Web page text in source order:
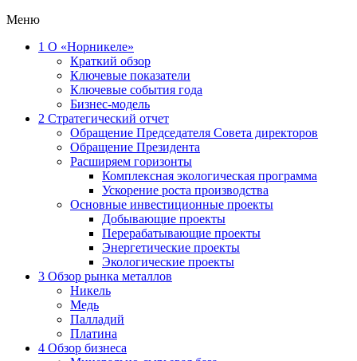
Меню
1 О «Норникеле»
Краткий обзор
Ключевые показатели
Ключевые события года
Бизнес-модель
2 Стратегический отчет
Обращение Председателя Совета директоров
Обращение Президента
Расширяем горизонты
Комплексная экологическая программа
Ускорение роста производства
Основные инвестиционные проекты
Добывающие проекты
Перерабатывающие проекты
Энергетические проекты
Экологические проекты
3 Обзор рынка металлов
Никель
Медь
Палладий
Платина
4 Обзор бизнеса